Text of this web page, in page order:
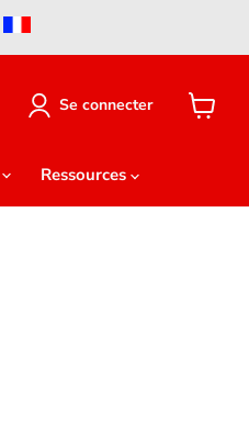
Se connecter
Voir
Ressources